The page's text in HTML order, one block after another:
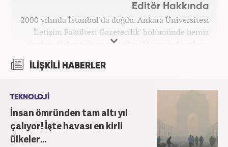
Editör Hakkında
2000 yılında İstanbul'da doğdu. Ankara Üniversitesi
İletişim Fakültesi Gazetecilik' bölümünde henüz
okurken HaberAnkara ve AnkaraMasası'nda çalıştı.
2022 yılındaki mezuniyetinin ardından Beyaz TV'de
'Haber Editörü' pozisyonunda görev aldı. 2024
Editörü kariyerine devam etmektedir.
İLİŞKİLİ HABERLER
TEKNOLOJİ
İnsan ömründen tam altı yıl
çalıyor! İşte havası en kirli
ülkeler...